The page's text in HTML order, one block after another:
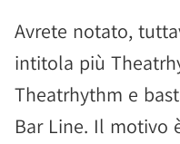
Avrete notato,
intitola più
Theatrhythm e
Bar Line. Il motivo